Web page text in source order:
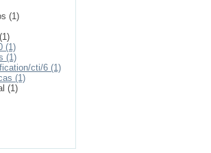
(1)
(1)
(1)
cti/6 (1)
(1)
(1)